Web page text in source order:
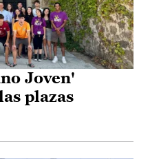
Joven'
plazas